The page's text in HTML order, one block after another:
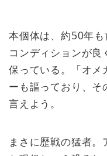
本個体は、約50年
コンディションが良
保っている。「オメ
ーも謳っており、そ
言えよう。
まさに歴戦の猛者